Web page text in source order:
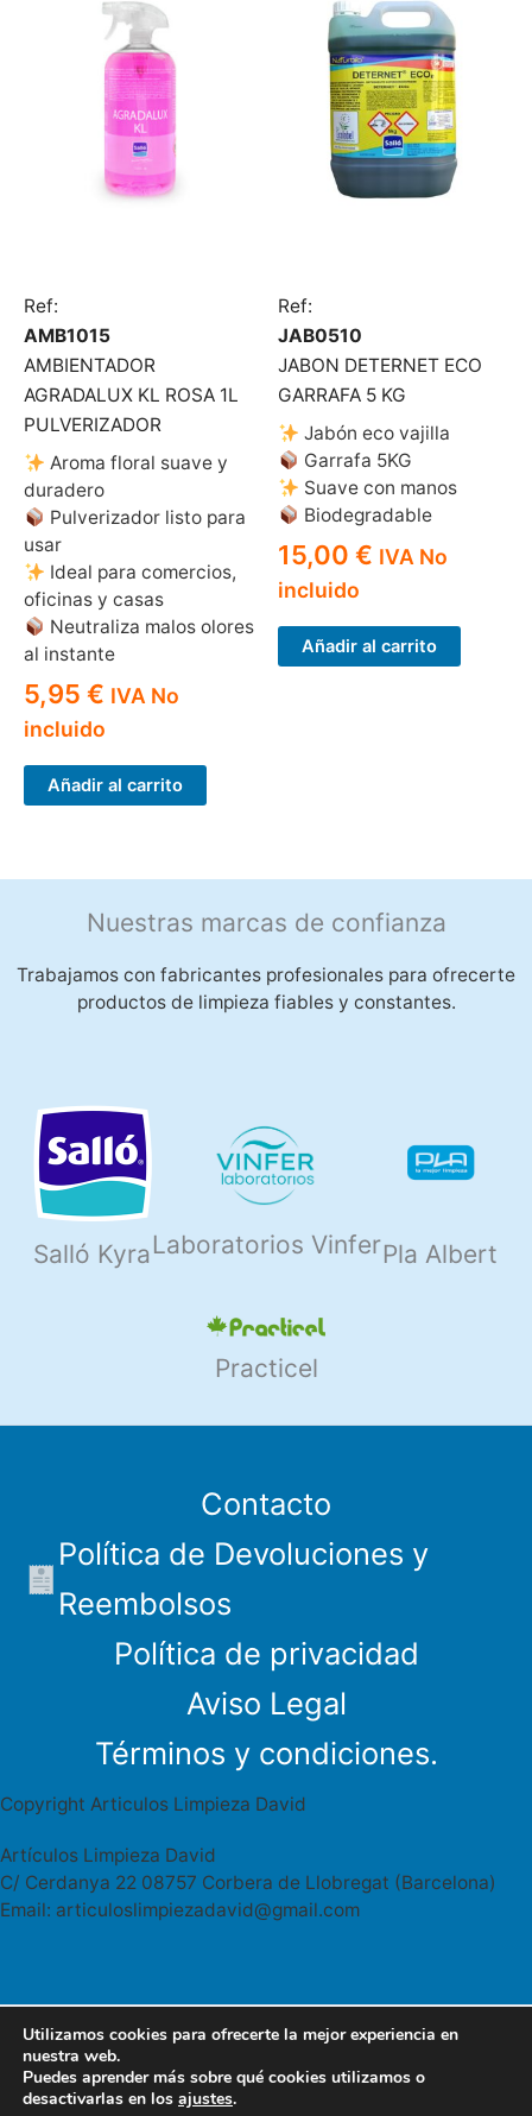
Ref:
AMB1015
AMBIENTADOR
AGRADALUX KL ROSA 1L
PULVERIZADOR
Aroma floral suave y
duradero
Pulverizador listo para
usar
Ideal para comercios,
oficinas y casas
Neutraliza malos olores
al instante
5,95 € IVA No
incluido
Añadir al carrito
Ref:
JAB0510
JABON DETERNET ECO
GARRAFA 5 KG
Jabón eco vajilla
Garrafa 5KG
Suave con manos
Biodegradable
15,00 € IVA No
incluido
Añadir al carrito
Nuestras marcas de confianza
Trabajamos con fabricantes profesionales para ofrecerte
productos de limpieza fiables y constantes.
Salló Kyra Laboratorios VinferPla Albert
Practicel
Contacto
Política de Devoluciones y
Reembolsos
Política de privacidad
Aviso Legal
Términos y condiciones.
Copyright Articulos Limpieza David
Artículos Limpieza David
C/ Cerdanya 22 08757 Corbera de Llobregat (Barcelona)
Email: articuloslimpiezadavid@gmail.com
Articulos limpieza David Cerdanya 22
08757 Corbera Llobregat
WhatsApp
Utilizamos cookies para ofrecerte la mejor experiencia en
nuestra web.
Puedes aprender más sobre qué cookies utilizamos o
desactivarlas en los ajustes.